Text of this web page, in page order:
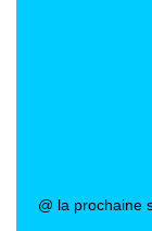
@ la prochaine